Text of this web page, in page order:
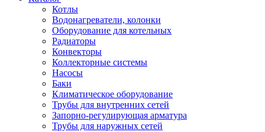
Котлы
Водонагреватели, колонки
Оборудование для котельных
Радиаторы
Конвекторы
Коллекторные системы
Насосы
Баки
Климатическое оборудование
Трубы для внутренних сетей
Запорно-регулирующая арматура
Трубы для наружных сетей